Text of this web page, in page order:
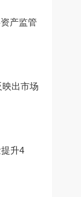
产监管
出市场
升4